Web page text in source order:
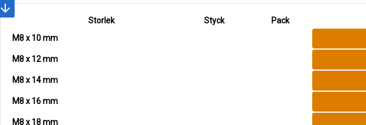
Storlek Styck Pack
M8 x 10 mm
M8 x 12 mm
M8 x 14 mm
M8 x 16 mm
M8 x 18 mm